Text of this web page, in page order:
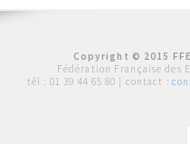
Copyright © 2015
Fédération Française des
tél : 01 39 44 65 80 | contact :